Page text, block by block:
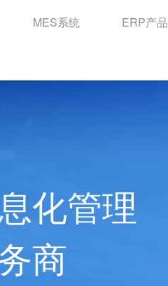
MES系统 ERP产品
化管理
商